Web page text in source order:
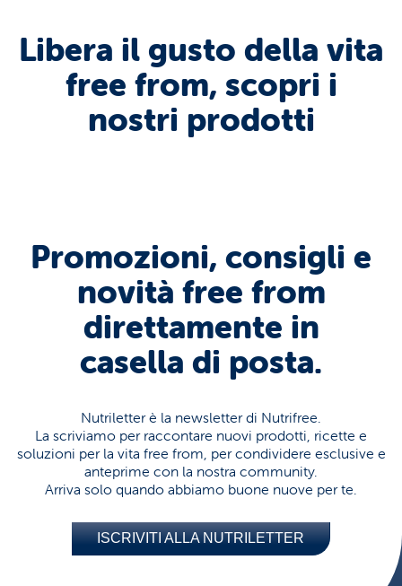
Libera il gusto della vita
free from, scopri i
nostri prodotti
Promozioni, consigli e
novità free from
direttamente in
casella di posta.
Nutriletter è la newsletter di Nutrifree.
La scriviamo per raccontare nuovi prodotti, ricette e
soluzioni per la vita free from, per condividere esclusive e
anteprime con la nostra community.
Arriva solo quando abbiamo buone nuove per te.
ISCRIVITI ALLA NUTRILETTER